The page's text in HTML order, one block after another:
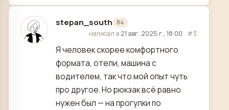
stepan_south 84
отредактировано
написал в 21 авг. 2025 г., 18:00 · #3
Я человек скорее комфортного
формата, отели, машина с
водителем, так что мой опыт чуть
про другое. Но рюкзак всё равно
нужен был — на прогулки по